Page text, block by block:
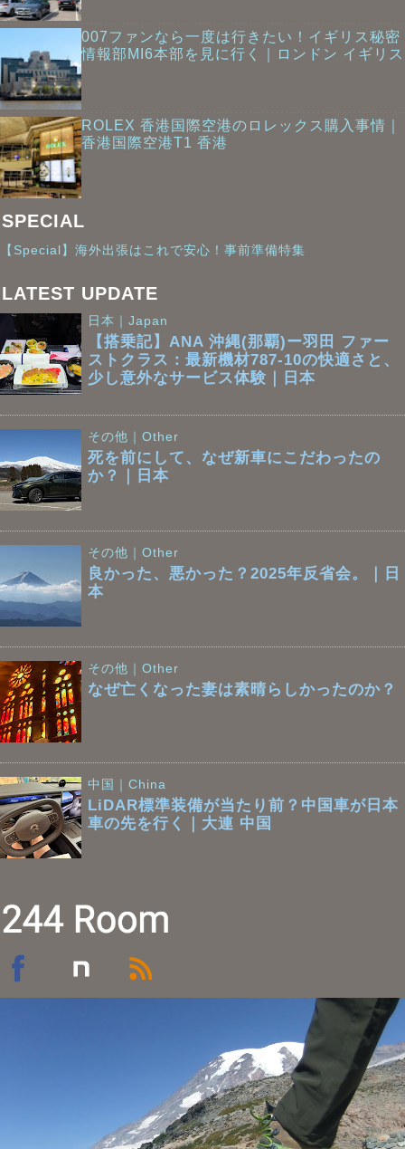
007ファンなら一度は行きたい！イギリス秘密
情報部MI6本部を見に行く｜ロンドン イギリス
ROLEX 香港国際空港のロレックス購入事情｜
香港国際空港T1 香港
SPECIAL
【Special】海外出張はこれで安心！事前準備特集
LATEST UPDATE
日本｜Japan
【搭乗記】ANA 沖縄(那覇)ー羽田 ファー
ストクラス：最新機材787-10の快適さと、
少し意外なサービス体験｜日本
その他｜Other
死を前にして、なぜ新車にこだわったの
か？｜日本
その他｜Other
良かった、悪かった？2025年反省会。｜日
本
その他｜Other
なぜ亡くなった妻は素晴らしかったのか？
中国｜China
LiDAR標準装備が当たり前？中国車が日本
車の先を行く｜大連 中国